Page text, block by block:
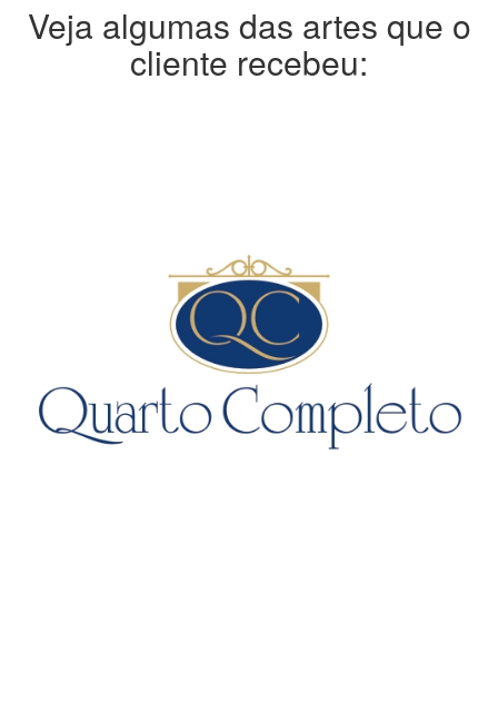
Veja algumas das artes que o
cliente recebeu: